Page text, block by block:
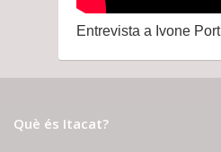
Entrevista a Ivone
Què és Itacat?